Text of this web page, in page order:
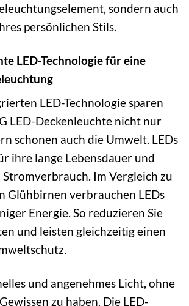
sondern auch
persönlichen Stils.
LED-Technologie für eine
LED-Technologie sparen
LED-Deckenleuchte nicht nur
schonen auch die Umwelt. LEDs
ihre lange Lebensdauer und
Im Vergleich zu
Glühbirnen verbrauchen LEDs
Energie. So reduzieren Sie
und leisten gleichzeitig einen
und angenehmes Licht, ohne
zu haben. Die LED-